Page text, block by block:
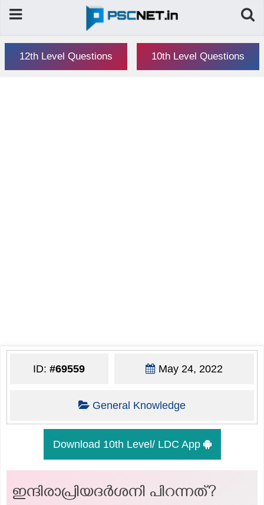
12th Level Questions 10th Level Questions
ID:#69559 May 24, 2022
General Knowledge
Download 10th Level/ LDC App
ഇന്ദിരാപ്രിയദർശനി പിറന്നത്?